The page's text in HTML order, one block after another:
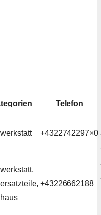
Telefon
+4322742297×0
+43226662188